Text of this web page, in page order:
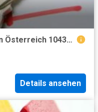
3 Schlafzimmer Wohnung Wien Österreich 104371103
Details ansehen